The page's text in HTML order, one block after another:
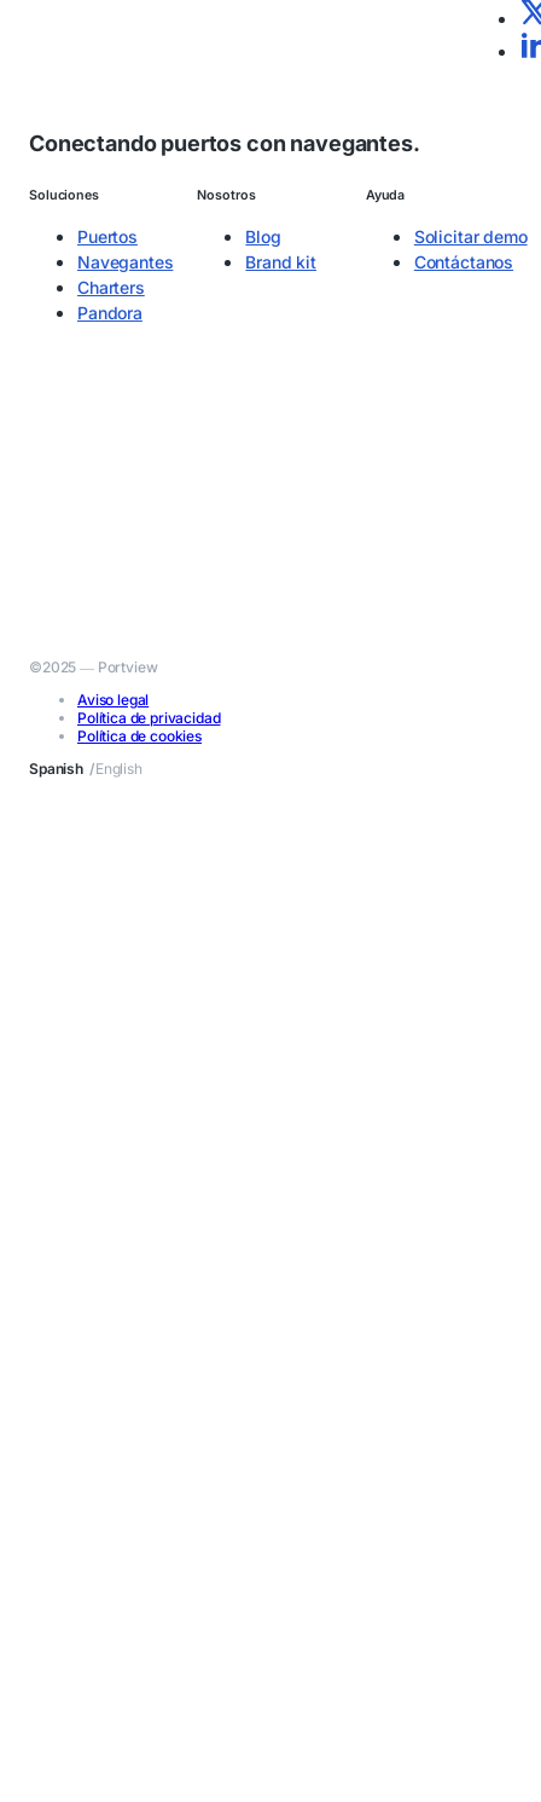
Conectando puertos con navegantes.
Soluciones
Puertos
Navegantes
Charters
Pandora
Nosotros
Blog
Brand kit
Ayuda
Solicitar demo
Contáctanos
©2025 ― Portview
Aviso legal
Política de privacidad
Política de cookies
Spanish
English